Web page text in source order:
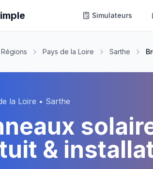
Simulateurs
Régions Pays de la Loire Sarthe
la Loire • Sarthe
&